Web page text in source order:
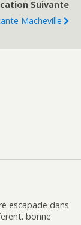
Suivante
Macheville
escapade dans
bonne